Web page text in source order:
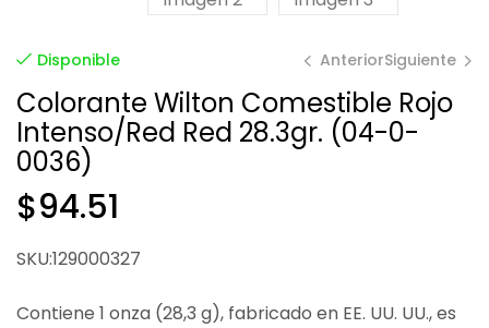
Disponible AnteriorSiguiente
$90.11
Colorante Wilton Comestible Rojo
Intenso/Red Red 28.3gr. (04-0-
0036)
$94.51
SKU:129000327
Contiene 1 onza (28,3 g), fabricado en EE. UU. UU., es